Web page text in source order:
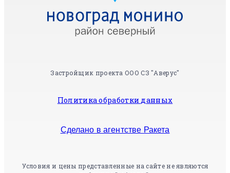
Застройщик проекта ООО СЗ "Аверус"
Политика обработки данных
Сделано в агентстве Ракета
Условия и цены представленные на сайте не являются